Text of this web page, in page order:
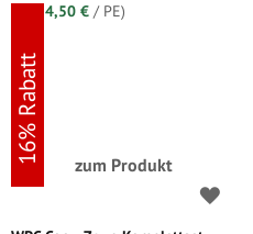
134,50 € / PE)
zum Produkt
16% Rabatt